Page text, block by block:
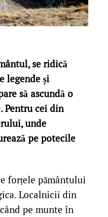
se ridică
legende și
să ascundă o
Pentru cei din
unde
pe potecile
forțele pământului
Localnicii din
pe munte în